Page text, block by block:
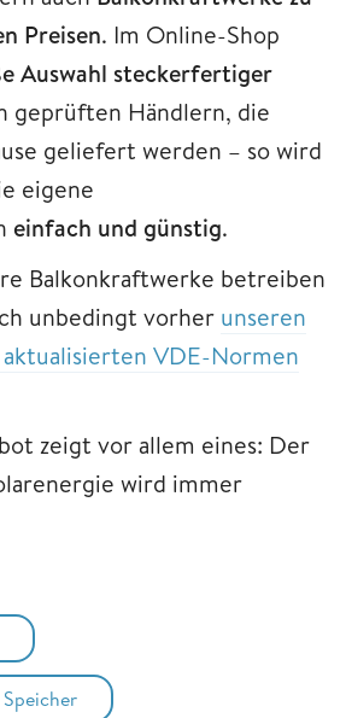
Preisen. Im Online-Shop
Auswahl steckerfertiger
geprüften Händlern, die
geliefert werden – so wird
eigene
einfach und günstig.
Balkonkraftwerke betreiben
unbedingt vorher unseren
VDE-Normen
zeigt vor allem eines: Der
wird immer